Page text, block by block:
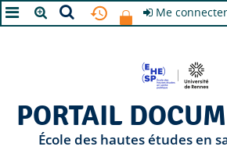
Me connecter
PORTAIL
École des hautes études en